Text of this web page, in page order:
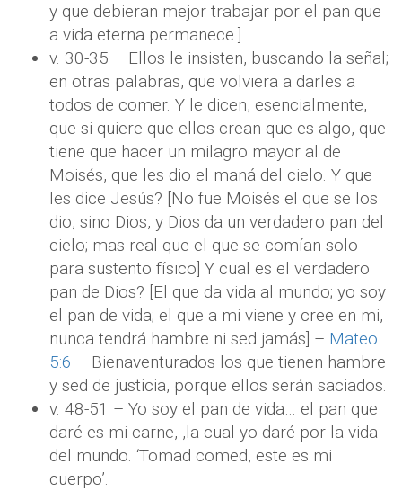
y que debieran mejor trabajar por el pan que
a vida eterna permanece.]
v. 30-35 – Ellos le insisten, buscando la señal;
en otras palabras, que volviera a darles a
todos de comer. Y le dicen, esencialmente,
que si quiere que ellos crean que es algo, que
tiene que hacer un milagro mayor al de
Moisés, que les dio el maná del cielo. Y que
les dice Jesús? [No fue Moisés el que se los
dio, sino Dios, y Dios da un verdadero pan del
cielo; mas real que el que se comían solo
para sustento físico] Y cual es el verdadero
pan de Dios? [El que da vida al mundo; yo soy
el pan de vida; el que a mi viene y cree en mi,
nunca tendrá hambre ni sed jamás] – Mateo
5:6 – Bienaventurados los que tienen hambre
y sed de justicia, porque ellos serán saciados.
v. 48-51 – Yo soy el pan de vida… el pan que
daré es mi carne, ,la cual yo daré por la vida
del mundo. ‘Tomad comed, este es mi
cuerpo’.